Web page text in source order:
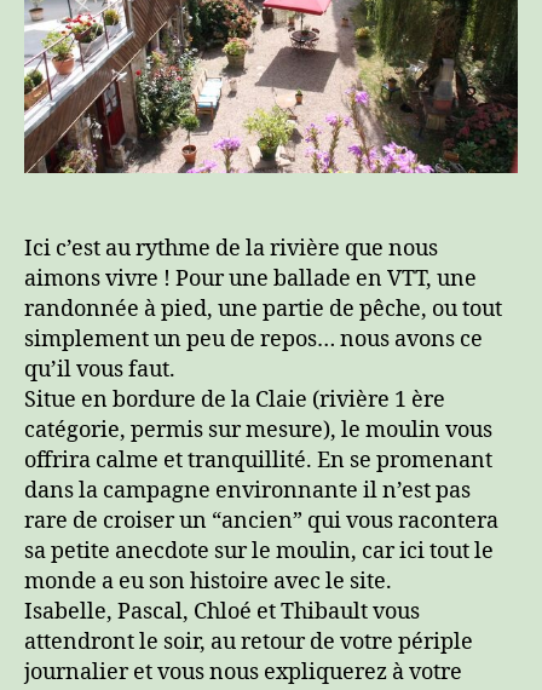
Ici c’est au rythme de la rivière que nous
aimons vivre ! Pour une ballade en VTT, une
randonnée à pied, une partie de pêche, ou tout
simplement un peu de repos… nous avons ce
qu’il vous faut.
Situe en bordure de la Claie (rivière 1 ère
catégorie, permis sur mesure), le moulin vous
offrira calme et tranquillité. En se promenant
dans la campagne environnante il n’est pas
rare de croiser un “ancien” qui vous racontera
sa petite anecdote sur le moulin, car ici tout le
monde a eu son histoire avec le site.
Isabelle, Pascal, Chloé et Thibault vous
attendront le soir, au retour de votre périple
journalier et vous nous expliquerez à votre